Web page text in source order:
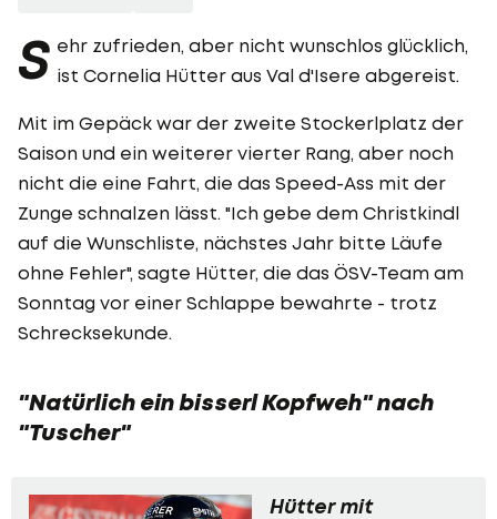
S ehr zufrieden, aber nicht wunschlos glücklich,
ist Cornelia Hütter aus Val d'Isere abgereist.
Mit im Gepäck war der zweite Stockerlplatz der
Saison und ein weiterer vierter Rang, aber noch
nicht die eine Fahrt, die das Speed-Ass mit der
Zunge schnalzen lässt. "Ich gebe dem Christkindl
auf die Wunschliste, nächstes Jahr bitte Läufe
ohne Fehler", sagte Hütter, die das ÖSV-Team am
Sonntag vor einer Schlappe bewahrte - trotz
Schrecksekunde.
"Natürlich ein bisserl Kopfweh" nach
"Tuscher"
Hütter mit